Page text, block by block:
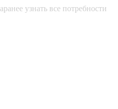
узнать все потребности